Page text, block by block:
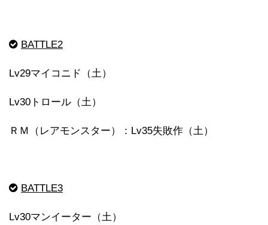
BATTLE2
Lv29マイコニド（土）
Lv30トロール（土）
ＲＭ（レアモンスター）：Lv35失敗作（土）
BATTLE3
Lv30マンイーター（土）